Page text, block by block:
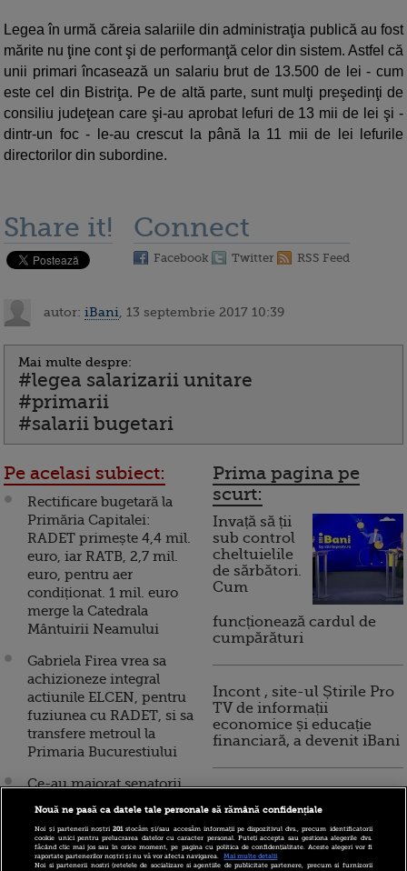
Legea în urmă căreia salariile din administraţia publică au fost
mărite nu ţine cont şi de performanţă celor din sistem. Astfel că
unii primari încasează un salariu brut de 13.500 de lei - cum
este cel din Bistriţa. Pe de altă parte, sunt mulţi preşedinţi de
consiliu judeţean care şi-au aprobat lefuri de 13 mii de lei şi -
dintr-un foc - le-au crescut la până la 11 mii de lei lefurile
directorilor din subordine.
Share it! Connect
Facebook Twitter RSS Feed
autor: iBani , 13 septembrie 2017 10:39
Mai multe despre:
#legea salarizarii unitare
#primarii
#salarii bugetari
Pe acelasi subiect:
Rectificare bugetară la
Primăria Capitalei:
RADET primește 4,4 mil.
euro, iar RATB, 2,7 mil.
euro, pentru aer
condiționat. 1 mil. euro
merge la Catedrala
Mântuirii Neamului
Gabriela Firea vrea sa
achizioneze integral
actiunile ELCEN, pentru
fuziunea cu RADET, si sa
transfere metroul la
Primaria Bucurestiului
Ce-au majorat senatorii
au taiat deputatii.
viceprimarilor,
diminuate, cele din
Prima pagina pe
scurt:
Invață să ții
sub control
cheltuielile
de sărbători.
Cum
funcționează cardul de
cumpărături
Incont , site-ul Știrile Pro
TV de informații
economice și educație
financiară, a devenit iBani
financiare inteligente
Nouă ne pasă ca datele tale personale să rămână confidențiale
Noi și partenerii noștri201stocăm și/sau accesăm informații pe dispozitivul dvs., precum identificatorii
cookie unici pentru prelucrarea datelor cu caracter personal. Puteți accepta sau gestiona alegerile dvs.
făcând clic mai jos sau în orice moment, pe pagina cu politica de confidențialitate. Aceste alegeri vor fi
raportate partenerilor noștri și nu vă vor afecta navigarea.
Mai multe detalii
Noi si partenerii nostri (retelele de socializare si agentiile de publicitate partenere, precum si furnizorii